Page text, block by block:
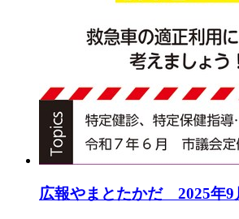
広報やまとたかだ 2025年9